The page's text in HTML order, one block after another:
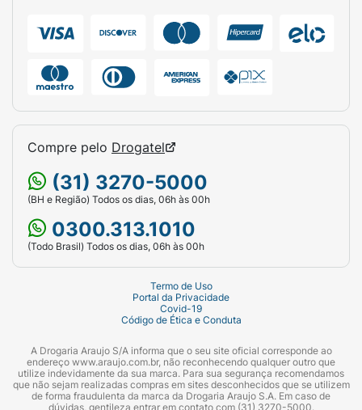
Compre pelo Drogatel
(31) 3270-5000
(BH e Região) Todos os dias, 06h às 00h
0300.313.1010
(Todo Brasil) Todos os dias, 06h às 00h
Termo de Uso
Portal da Privacidade
Covid-19
Código de Ética e Conduta
A Drogaria Araujo S/A informa que o seu site oficial corresponde ao
endereço www.araujo.com.br, não reconhecendo qualquer outro que
utilize indevidamente da sua marca. Para sua segurança recomendamos
que não sejam realizadas compras em sites desconhecidos que se utilizem
de forma fraudulenta da marca da Drogaria Araujo S.A. Em caso de
dúvidas, gentileza entrar em contato com (31) 3270-5000.